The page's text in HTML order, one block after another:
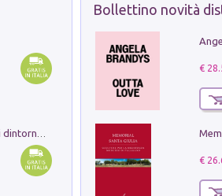
Bollettino novità
€
€